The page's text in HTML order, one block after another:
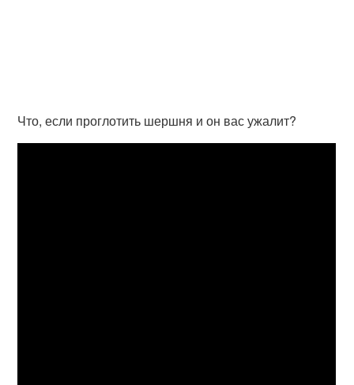
Что, если проглотить шершня и он вас ужалит?